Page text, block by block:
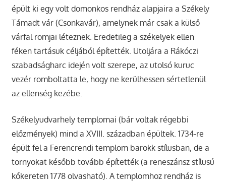
épült ki egy volt domonkos rendház alapjaira a Székely
Támadt vár (Csonkavár), amelynek már csak a külső
várfal romjai léteznek. Eredetileg a székelyek ellen
féken tartásuk céljából építették. Utoljára a Rákóczi
szabadságharc idején volt szerepe, az utolsó kuruc
vezér romboltatta le, hogy ne kerülhessen sértetlenül
az ellenség kezébe.
Székelyudvarhely templomai (bár voltak régebbi
előzmények) mind a XVIII. században épültek. 1734-re
épült fel a Ferencrendi templom barokk stílusban, de a
tornyokat később tovább építették (a reneszánsz stílusú
kőkereten 1778 olvasható). A templomhoz rendház is